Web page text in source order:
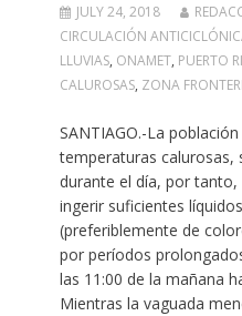
JULY 24, 2018
CIRCULACIÓN
LLUVIAS, ONAMET, PUERTO
CALUROSAS, ZONA
SANTIAGO.-La
temperaturas calurosas,
durante el día, por
ingerir suficientes
(preferiblemente de
por períodos
las 11:00 de la mañana
Mientras la vaguada